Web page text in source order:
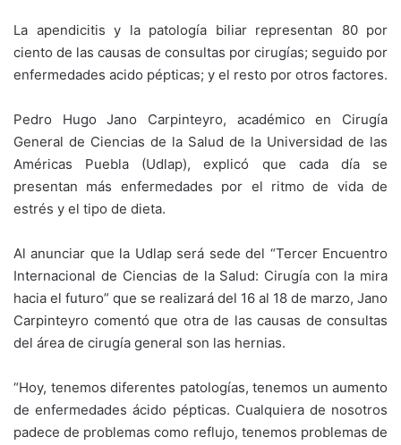
La apendicitis y la patología biliar representan 80 por
ciento de las causas de consultas por cirugías; seguido por
enfermedades acido pépticas; y el resto por otros factores.
Pedro Hugo Jano Carpinteyro, académico en Cirugía
General de Ciencias de la Salud de la Universidad de las
Américas Puebla (Udlap), explicó que cada día se
presentan más enfermedades por el ritmo de vida de
estrés y el tipo de dieta.
Al anunciar que la Udlap será sede del “Tercer Encuentro
Internacional de Ciencias de la Salud: Cirugía con la mira
hacia el futuro” que se realizará del 16 al 18 de marzo, Jano
Carpinteyro comentó que otra de las causas de consultas
del área de cirugía general son las hernias.
“Hoy, tenemos diferentes patologías, tenemos un aumento
de enfermedades ácido pépticas. Cualquiera de nosotros
padece de problemas como reflujo, tenemos problemas de